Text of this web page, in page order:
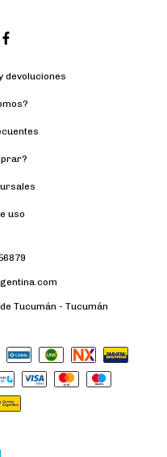
devoluciones
uso
Tucumán - Tucumán